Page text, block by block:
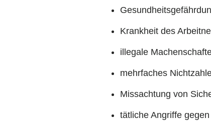
Krankheit des
illegale
mehrfaches
Missachtung von
tätliche Angriffe